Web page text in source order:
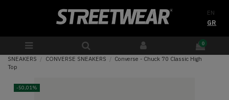
EN
GR
0
SNEAKERS CONVERSE SNEAKERS
Converse - Chuck 70 Classic High
Top
-50,01%